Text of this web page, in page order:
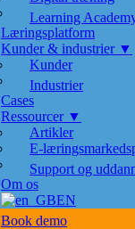
Learning
Læringsplatform
Kunder & industrier ▼
Kunder
Industrier
Cases
Ressourcer ▼
Artikler
E-
Support og
Om os
EN
Book demo